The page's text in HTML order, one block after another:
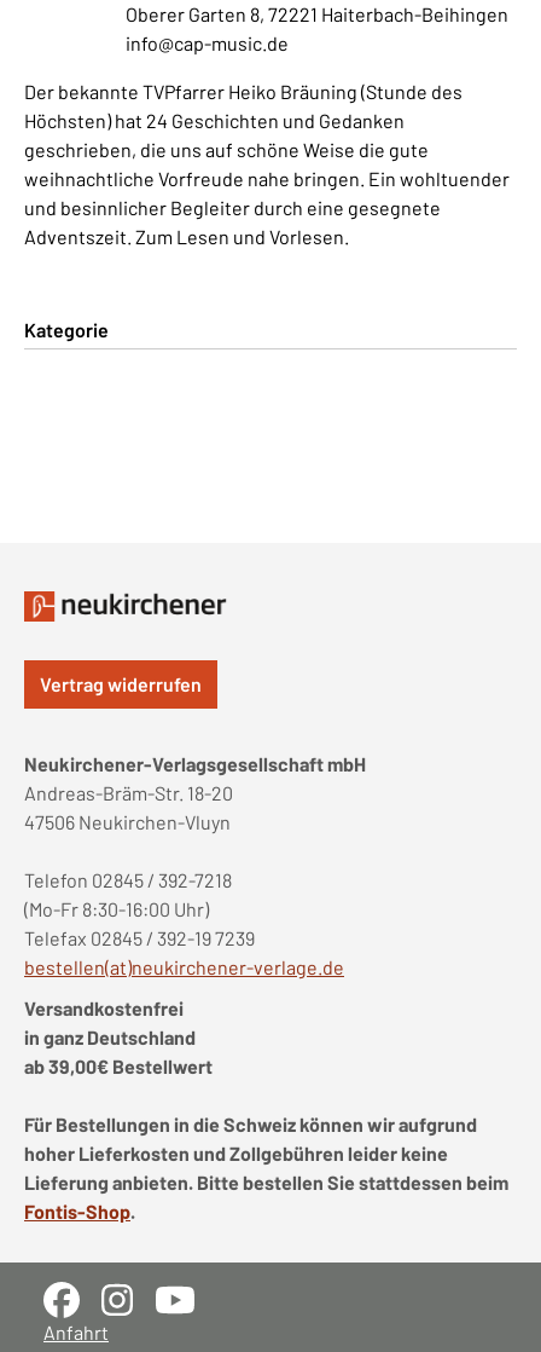
Oberer Garten 8, 72221 Haiterbach-Beihingen
info@cap-music.de
Der bekannte TV­Pfarrer Heiko Bräuning (Stunde des
Höchsten) hat 24 Geschichten und Gedanken
geschrieben, die uns auf schöne Weise die gute
weihnachtliche Vorfreude nahe bringen. Ein wohltuender
und besinnlicher Begleiter durch eine gesegnete
Adventszeit. Zum Lesen und Vorlesen.
Kategorie
Vertrag widerrufen
Neukirchener-Verlagsgesellschaft mbH
Andreas-Bräm-Str. 18-20
47506 Neukirchen-Vluyn
Telefon 02845 / 392-7218
(Mo-Fr 8:30-16:00 Uhr)
Telefax 02845 / 392-19 7239
bestellen(at)neukirchener-verlage.de
Versandkostenfrei
in ganz Deutschland
ab 39,00€ Bestellwert
Für Bestellungen in die Schweiz können wir aufgrund
hoher Lieferkosten und Zollgebühren leider keine
Lieferung anbieten. Bitte bestellen Sie stattdessen beim
Fontis-Shop.
Anfahrt